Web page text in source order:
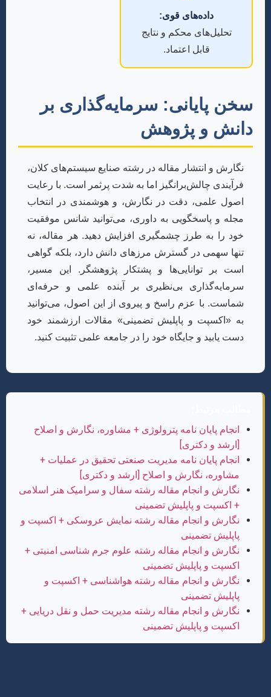
داده‌های قوی:
تحلیل‌های محکم و نتایج
قابل اعتماد.
سخن پایانی: سرمایه‌گذاری بر
دانش و پژوهش
نگارش و انتشار مقاله در رشته صنایع سیستم‌های کلان،
فرآیندی چالش‌برانگیز اما به شدت پرثمر است. با رعایت
اصول علمی، دقت در نگارش، و هوشمندی در انتخاب
مجله و پاسخگویی به داوری، می‌توانید شانس موفقیت
خود را به طرز چشمگیری افزایش دهید. هر مقاله، نه
تنها سهمی در گسترش مرزهای دانش دارد، بلکه گواهی
است بر توانایی‌ها و پشتکار پژوهشگر. این مسیر،
سرمایه‌گذاری بی‌نظیری بر آینده علمی و حرفه‌ای
شماست. با عزم راسخ و پیروی از این اصول، می‌توانید
به «اکسپت و پاپلیش تضمینی» مقالات ارزشمند خود
دست یابید و جایگاه خود را در جامعه علمی تثبیت کنید.
انجام پایان نامه پترولوژی + مشاوره، نگارش و اصلاح
[ارشد و دکتری]
انجام پایان نامه مدیریت صنعتی تحقیق در عملیات +
مشاوره، نگارش و اصلاح [ارشد و دکتری]
نگارش و انجام مقاله رشته سفال و سرامیک هنر اسلامی
+ اکسپت و پاپلیش تضمینی
نگارش و انجام مقاله رشته نمایش عروسکی + اکسپت و
پاپلیش تضمینی
نگارش و انجام مقاله رشته علوم جرم شناسی امنیتی +
اکسپت و پاپلیش تضمینی
نگارش و انجام مقاله رشته هواشناسی + اکسپت و
پاپلیش تضمینی
نگارش و انجام مقاله رشته مدیریت حمل و نقل دریایی +
اکسپت و پاپلیش تضمینی